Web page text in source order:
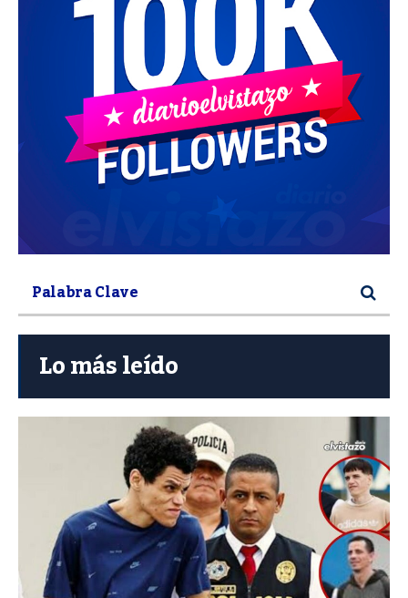
Lo más leído